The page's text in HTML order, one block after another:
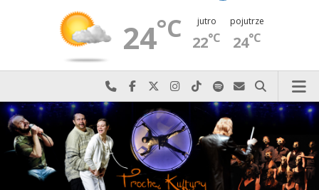
24°C jutro
22°C
pojutrze
24°C
Najlepiej po prostu do nas zadzwoń
Odwiedź nas na Facebook-u
Odwiedź nas na X
Odwiedź nas na Instagram-ie
Odwiedź nas na TikTok-u
Szukaj nas na Spotify
Wyślij do nas
Szukaj